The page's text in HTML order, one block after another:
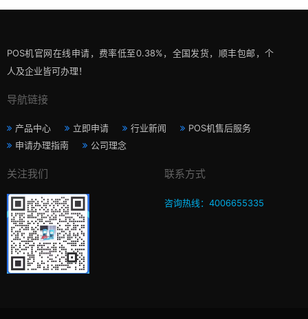
POS机官网在线申请，费率低至0.38%，全国发货，顺丰包邮，个
人及企业皆可办理！
导航链接
产品中心 立即申请 行业新闻
POS机售后服务
申请办理指南
公司理念
关注我们 联系方式
咨询热线：4006655335